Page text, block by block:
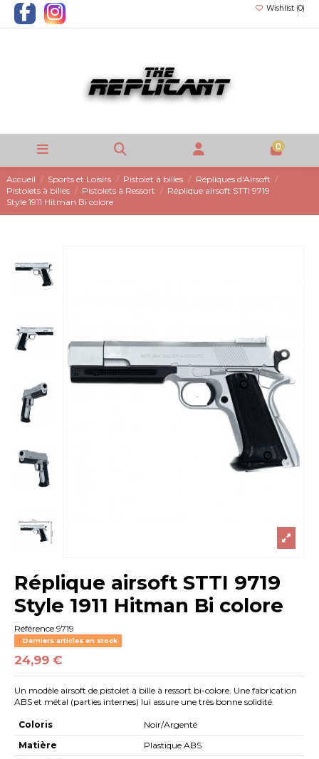
Wishlist (0)
0
Accueil Sports et Loisirs Pistolet à billes
Répliques d'Airsoft
Pistolets à billes
Pistolets à Ressort
Réplique airsoft STTI 9719
Style 1911 Hitman Bi colore
Réplique airsoft STTI 9719
Style 1911 Hitman Bi colore
Référence 9719
Derniers articles en stock
24,99 €
Un modèle airsoft de pistolet à bille à ressort bi-colore. Une fabrication
ABS et métal (parties internes) lui assure une très bonne solidité.
Coloris
Noir/Argenté
Matière
Plastique ABS